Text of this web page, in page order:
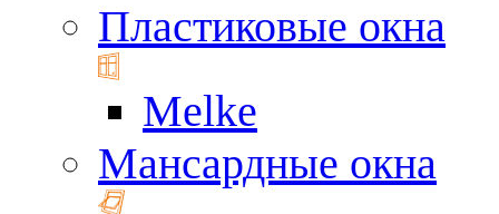
Пластиковые окна
Melke
Мансардные окна